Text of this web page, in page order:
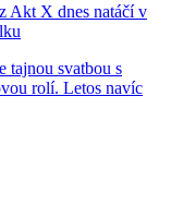
Akt X dnes natáčí v
tajnou svatbou s
rolí. Letos navíc